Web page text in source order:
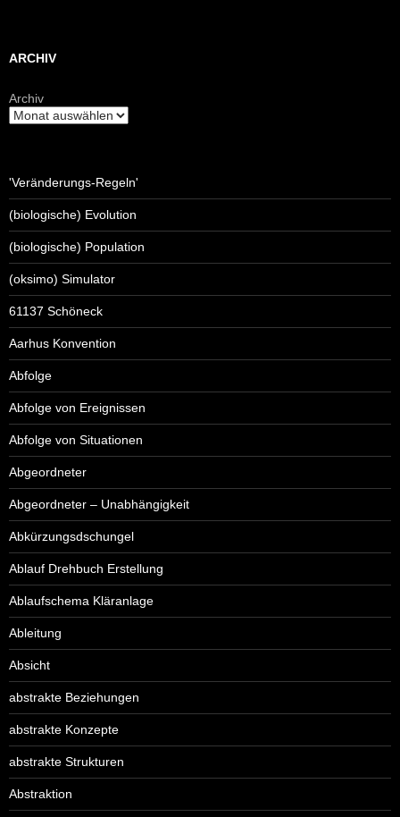
ARCHIV
Archiv
'Veränderungs-Regeln'
(biologische) Evolution
(biologische) Population
(oksimo) Simulator
61137 Schöneck
Aarhus Konvention
Abfolge
Abfolge von Ereignissen
Abfolge von Situationen
Abgeordneter
Abgeordneter – Unabhängigkeit
Abkürzungsdschungel
Ablauf Drehbuch Erstellung
Ablaufschema Kläranlage
Ableitung
Absicht
abstrakte Beziehungen
abstrakte Konzepte
abstrakte Strukturen
Abstraktion